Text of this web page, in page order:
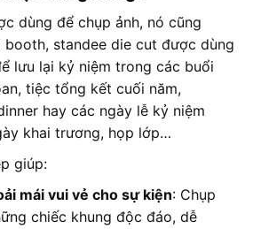
dùng để chụp ảnh, nó cũng
standee die cut được dùng
lưu lại kỷ niệm trong các buổi
tiệc tổng kết cuối năm,
hay các ngày lễ kỷ niệm
khai trương, họp lớp…
giúp:
mái vui vẻ cho sự kiện: Chụp
chiếc khung độc đáo, dễ